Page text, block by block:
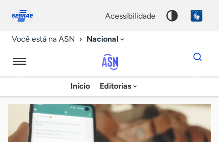
conosco
acessibilidade
Você está na ASN Nacional
Agência
Sebrae
de
Notícias
Início Editorias
Dados
para
chave